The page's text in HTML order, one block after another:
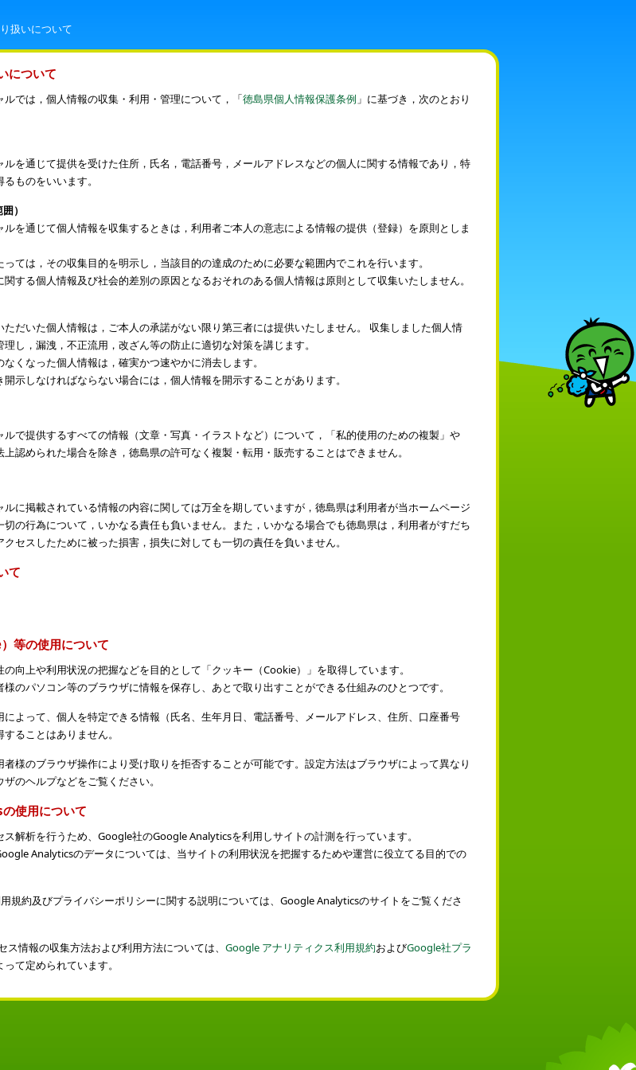
扱いについて
について
では，個人情報の収集・利用・管理について，「徳島県個人情報保護条例 」に基づき，次のとおり
ルを通じて提供を受けた住所，氏名，電話番号，メールアドレスなどの個人に関する情報であり，特
ものをいいます。
）
を通じて個人情報を収集するときは，利用者ご本人の意志による情報の提供（登録）を原則としま
ては，その収集目的を明示し，当該目的の達成のために必要な範囲内でこれを行います。
する個人情報及び社会的差別の原因となるおそれのある個人情報は原則として収集いたしません。
ただいた個人情報は，ご本人の承諾がない限り第三者には提供いたしません。 収集しました個人情
し，漏洩，不正流用，改ざん等の防止に適切な対策を講じます。
くなった個人情報は，確実かつ速やかに消去します。
示しなければならない場合には，個人情報を開示することがあります。
ルで提供するすべての情報（文章・写真・イラストなど）について，「私的使用のための複製」や
上認められた場合を除き，徳島県の許可なく複製・転用・販売することはできません。
に掲載されている情報の内容に関しては万全を期していますが，徳島県は利用者が当ホームページ
の行為について，いかなる責任も負いません。また，いかなる場合でも徳島県は，利用者がすだち
クセスしたために被った損害，損失に対しても一切の責任を負いません。
て
等の使用について
向上や利用状況の把握などを目的として「クッキー（Cookie）」を取得しています。
のパソコン等のブラウザに情報を保存し、あとで取り出すことができる仕組みのひとつです。
によって、個人を特定できる情報（氏名、生年月日、電話番号、メールアドレス、住所、口座番号
ることはありません。
者様のブラウザ操作により受け取りを拒否することが可能です。設定方法はブラウザによって異なり
のヘルプなどをご覧ください。
使用について
解析を行うため、Google社のGoogle Analyticsを利用しサイトの計測を行っています。
Analyticsのデータについては、当サイトの利用状況を把握するためや運営に役立てる目的での
規約及びプライバシーポリシーに関する説明については、Google Analyticsのサイトをご覧くださ
ス情報の収集方法および利用方法については、 Google アナリティクス利用規約およびGoogle社プラ
って定められています。